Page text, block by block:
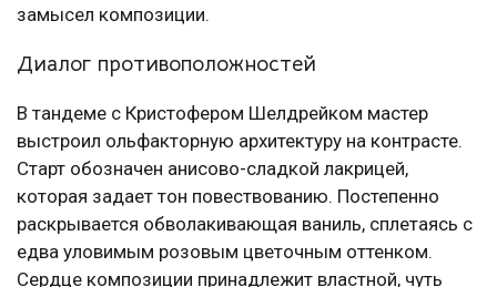
замысел композиции.
Диалог противоположностей
В тандеме с Кристофером Шелдрейком мастер
выстроил ольфакторную архитектуру на контрасте.
Старт обозначен анисово-сладкой лакрицей,
которая задает тон повествованию. Постепенно
раскрывается обволакивающая ваниль, сплетаясь с
едва уловимым розовым цветочным оттенком.
Сердце композиции принадлежит властной, чуть